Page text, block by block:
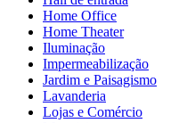
Home Office
Home Theater
Iluminação
Impermeabilização
Jardim e Paisagismo
Lavanderia
Lojas e Comércio